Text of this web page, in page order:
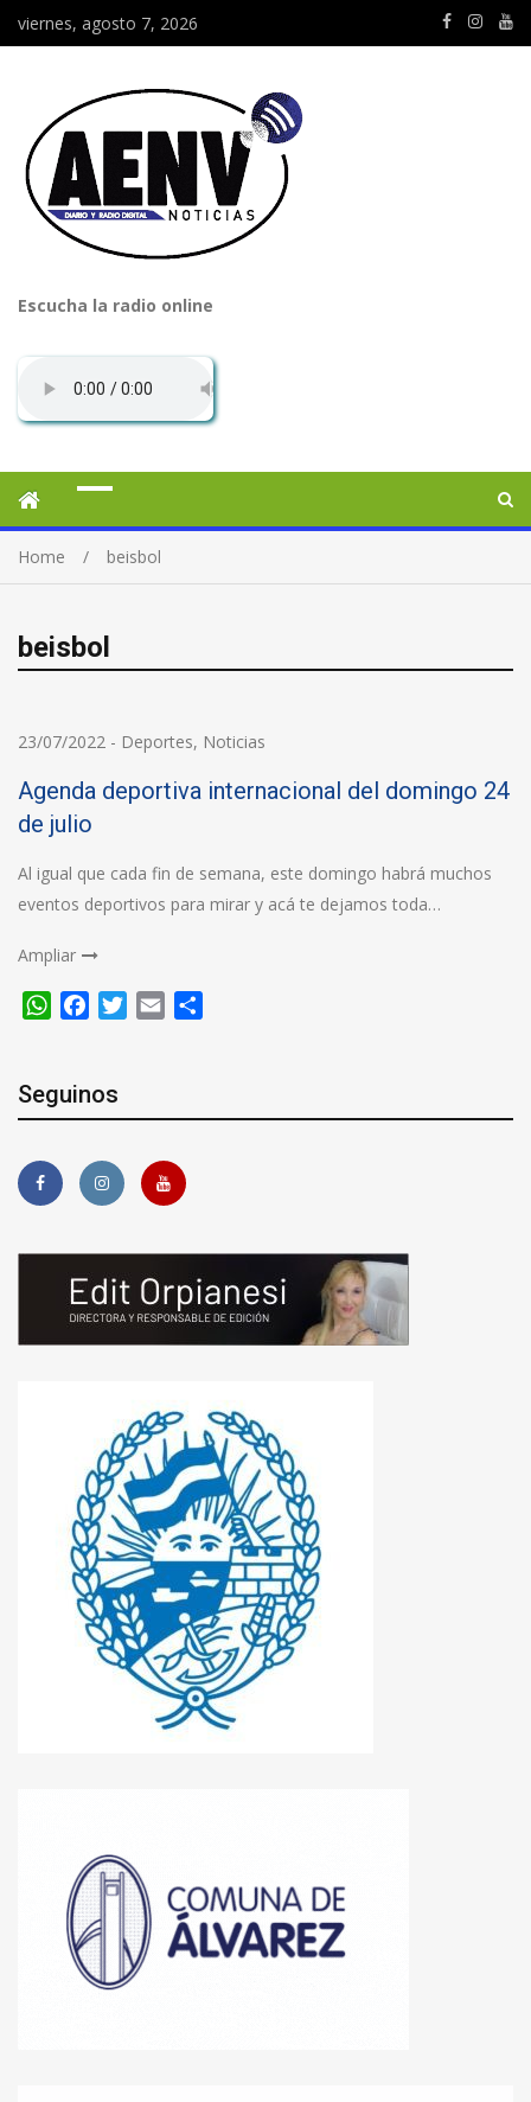
viernes, agosto 7, 2026
Escucha la radio online
Home beisbol
beisbol
23/07/2022 - Deportes, Noticias
Agenda deportiva internacional del domingo 24
de julio
Al igual que cada fin de semana, este domingo habrá muchos
eventos deportivos para mirar y acá te dejamos toda…
Ampliar
WhatsApp
FacebookTwitter
Email
Seguinos